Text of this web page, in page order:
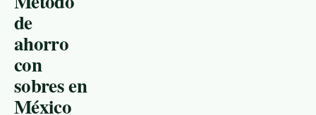
de
ahorro
con
sobres en
México